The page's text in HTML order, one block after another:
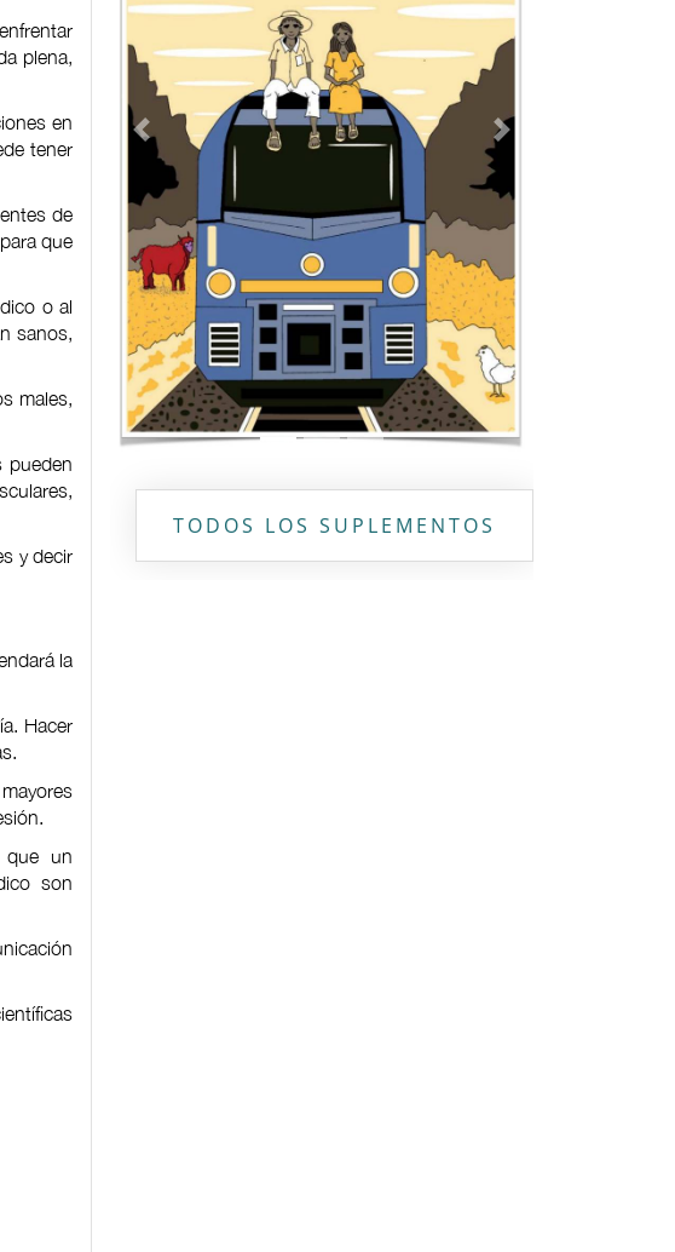
plena,
en
tener
de
que
o al
sanos,
males,
pueden
y decir
la
Hacer
que un
son